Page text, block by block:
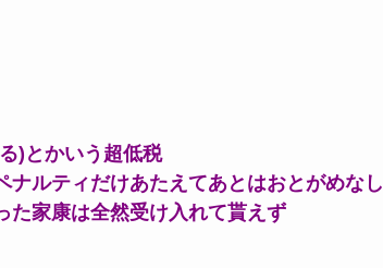
)とかいう超低税
ルティだけあたえてあとはおとがめなし
た家康は全然受け入れて貰えず